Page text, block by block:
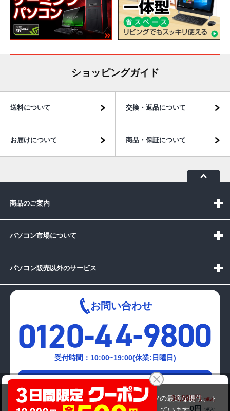
商品価格(税込) 34,800円
オプション小計価格(税込) 0円
ショッピングガイド
送料について 交換・返品について
お届けについて 商品・保証について
商品のご案内
パソコン市場について
パソコン販売以外のサービス
お問い合わせ
受付時間：10:00~19:00(休業:日曜日)
メールでの
お問い合わせはこちら
当サイトでは利用体験の向上およびコンテンツの最適な提供、ト